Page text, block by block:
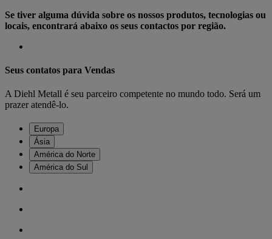
Se tiver alguma dúvida sobre os nossos produtos, tecnologias ou
locais, encontrará abaixo os seus contactos por região.
Seus contatos para Vendas
A Diehl Metall é seu parceiro competente no mundo todo. Será um
prazer atendê-lo.
Europa
Ásia
América do Norte
América do Sul